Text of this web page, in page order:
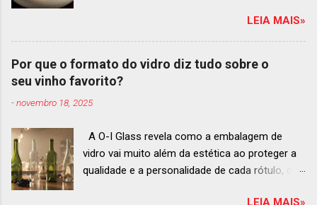
de dezembro em Antígua, Guatemala
Prato do Origem, o brasileiro mais
bem ranqueado na lista estendida O Latin
America’s 50 Best Restaurants anunciou hoje a
ranqueados nas posições No.51 a No.100,em
diversificado da gastronomia de toda a região.
A lista expandida demonstra o empenho da
organização em reconhecer um espectro mais
LEIA MAIS»
Por que o formato do vidro diz tudo sobre o
seu vinho favorito?
-novembro 18, 2025
A O-I Glass revela como a embalagem de
vidro vai muito além da estética ao proteger a
qualidade e a personalidade de cada rótulo, do
LEIA MAIS»